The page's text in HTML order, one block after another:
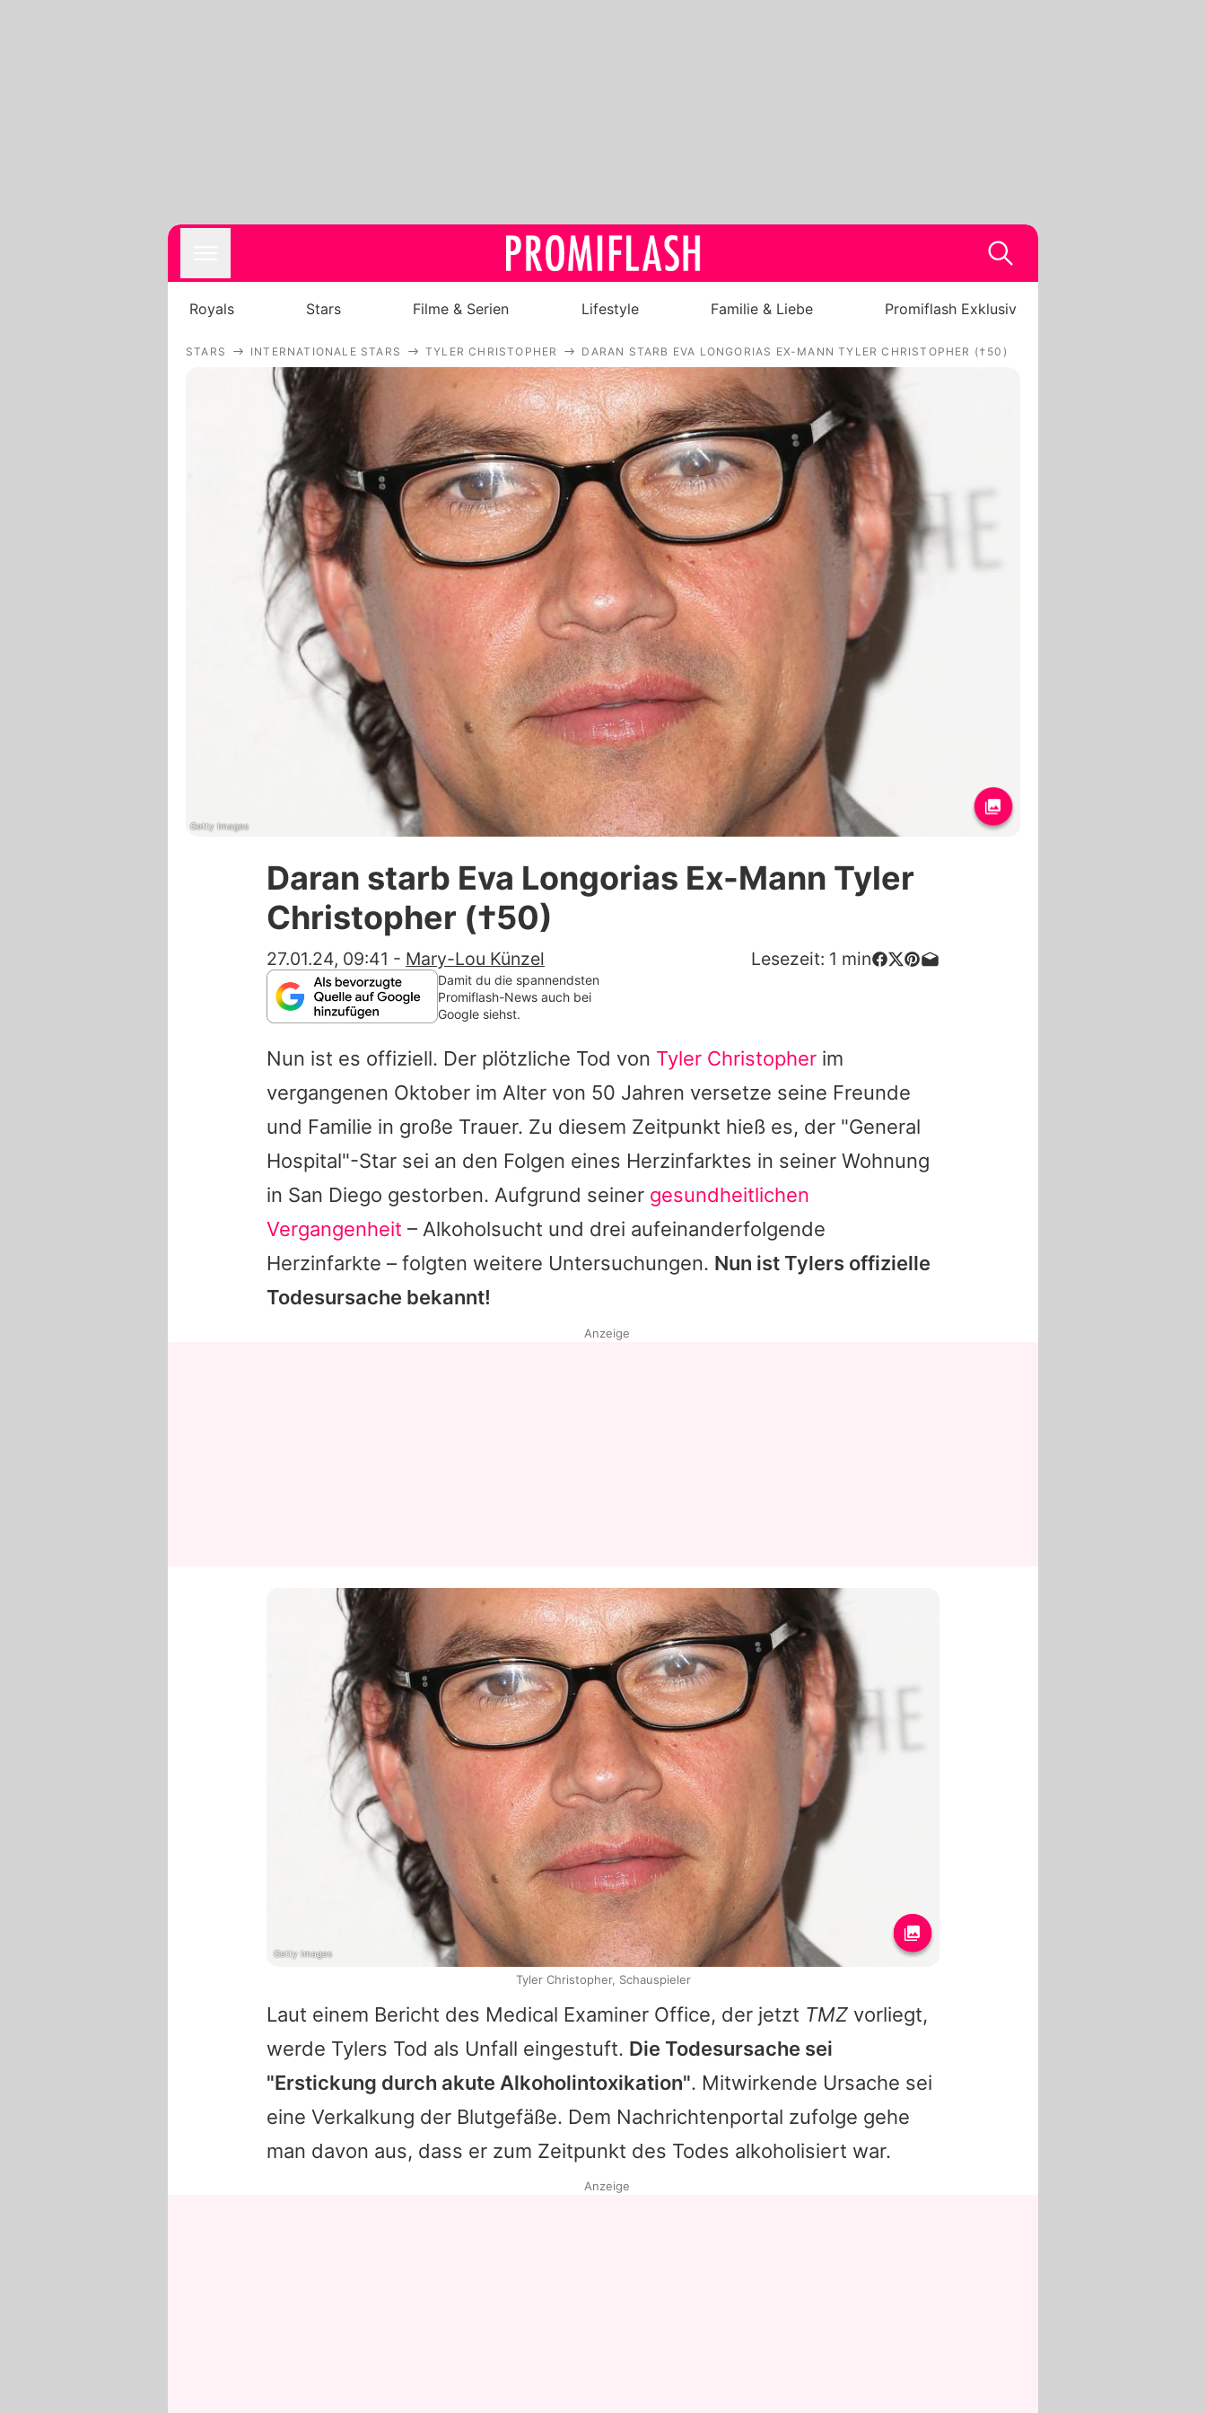
Royals
Stars
Filme & Serien
Lifestyle
Familie & Liebe
Promiflash Exklusiv
Alle Themen auf Promiflash
Jobs
App runterladen
Team
Redaktionelle Richtlinien
Impressum
Datenschutzerklärung
Nutzungsbedingungen
Utiq verwalten
Royals Stars Filme & Serien Lifestyle Familie & Liebe Promiflash Exklusiv
STARS INTERNATIONALE STARS TYLER CHRISTOPHER DARAN STARB EVA LONGORIAS EX-MANN TYLER CHRISTOPHER (†50)
Getty Images
Daran starb Eva Longorias Ex-Mann Tyler
Christopher (†50)
27.01.24, 09:41 - Mary-Lou Künzel Lesezeit: 1 min
Damit du die spannendsten
Promiflash-News auch bei
Google siehst.
Nun ist es offiziell. Der plötzliche Tod von Tyler Christopher im
vergangenen Oktober im Alter von 50 Jahren versetze seine Freunde
und Familie in große Trauer. Zu diesem Zeitpunkt hieß es, der "General
Hospital"-Star sei an den Folgen eines Herzinfarktes in seiner Wohnung
in San Diego gestorben. Aufgrund seiner gesundheitlichen
Vergangenheit – Alkoholsucht und drei aufeinanderfolgende
Herzinfarkte – folgten weitere Untersuchungen. Nun istTylers offizielle
Todesursache bekannt!
Laut einem Bericht des Medical Examiner Office, der jetzt TMZ vorliegt,
werde Tylers Tod als Unfall eingestuft. Die Todesursache sei
"Erstickung durch akute Alkoholintoxikation". Mitwirkende Ursache sei
eine Verkalkung der Blutgefäße. Dem Nachrichtenportal zufolge gehe
man davon aus, dass er zum Zeitpunkt des Todes alkoholisiert war.
Anzeige
Getty Images
Tyler Christopher, Schauspieler
Anzeige